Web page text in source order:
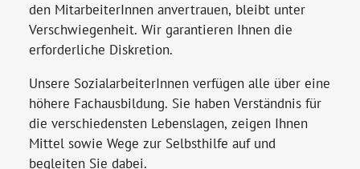
den MitarbeiterInnen anvertrauen, bleibt unter
Verschwiegenheit. Wir garantieren Ihnen die
erforderliche Diskretion.
Unsere SozialarbeiterInnen verfügen alle über eine
höhere Fachausbildung. Sie haben Verständnis für
die verschiedensten Lebenslagen, zeigen Ihnen
Mittel sowie Wege zur Selbsthilfe auf und
begleiten Sie dabei.